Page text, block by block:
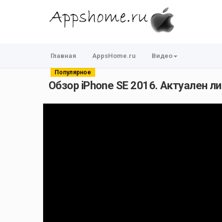
Главная AppsHome.ru Видео
Популярное
Обзор iPhone SE 2016. Актуален